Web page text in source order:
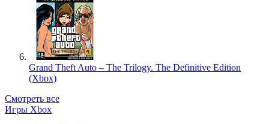
Grand Theft Auto – The Trilogy. The Definitive Edition
(Xbox)
Смотреть все
Игры Xbox